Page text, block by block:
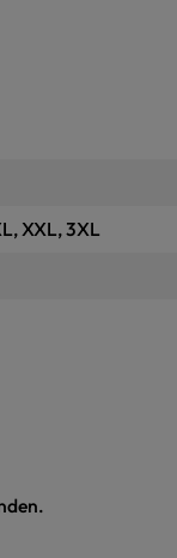
XXL, 3XL